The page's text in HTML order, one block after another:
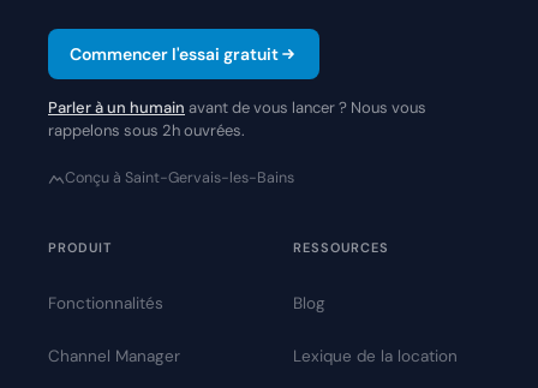
Commencer l'essai gratuit
Parler à un humain avant de vous lancer ? Nous vous
rappelons sous 2h ouvrées.
Conçu à Saint-Gervais-les-Bains
PRODUIT
Fonctionnalités
Channel Manager
RESSOURCES
Blog
Lexique de la location